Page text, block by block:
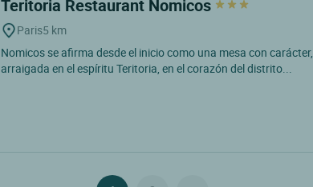
Teritoria Restaurant Nomicos
Paris5 km
Nomicos se afirma desde el inicio como una mesa con carácter,
arraigada en el espíritu Teritoria, en el corazón del distrito...